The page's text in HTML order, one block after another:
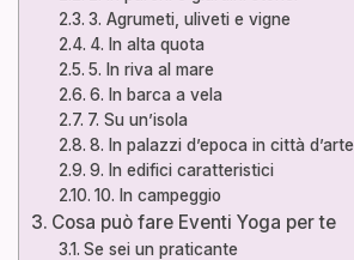
3. Agrumeti, uliveti e vigne
4. In alta quota
5. In riva al mare
6. In barca a vela
7. Su un’isola
8. In palazzi d’epoca in città d’arte
9. In edifici caratteristici
10. In campeggio
Cosa può fare Eventi Yoga per te
Se sei un praticante